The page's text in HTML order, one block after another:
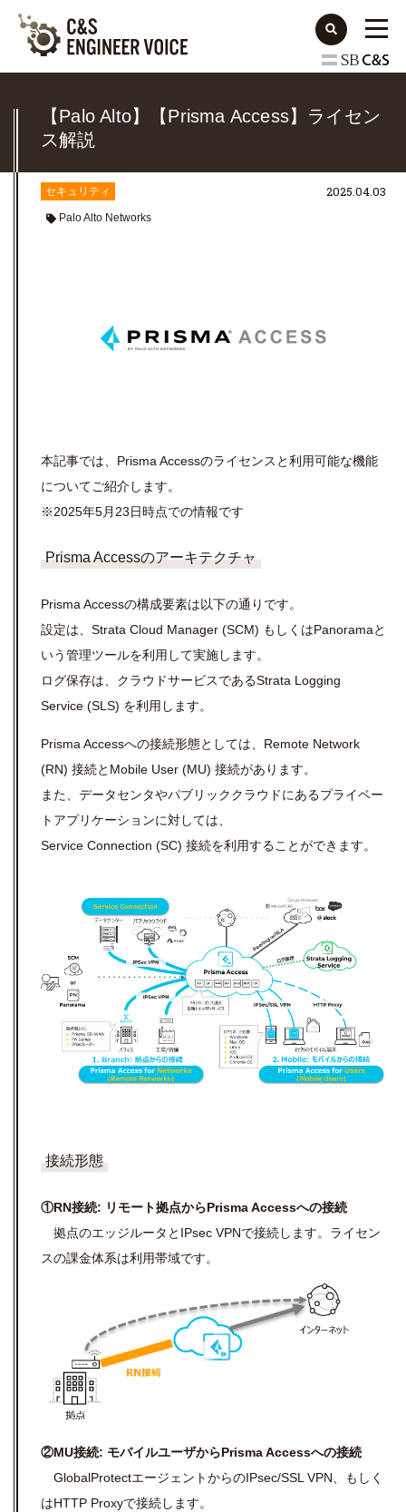
【Palo Alto】【Prisma Access】ライセン
ス解説
セキュリティ
Palo Alto Networks
2025.04.03
本記事では、Prisma Accessのライセンスと利用可能な機能
についてご紹介します。
※2025年5月23日時点での情報です
Prisma Accessのアーキテクチャ
Prisma Accessの構成要素は以下の通りです。
設定は、Strata Cloud Manager (SCM) もしくはPanoramaと
いう管理ツールを利用して実施します。
ログ保存は、クラウドサービスであるStrata Logging
Service (SLS) を利用します。
Prisma Accessへの接続形態としては、Remote Network
(RN) 接続とMobile User (MU) 接続があります。
また、データセンタやパブリッククラウドにあるプライベー
トアプリケーションに対しては、
Service Connection (SC) 接続を利用することができます。
接続形態
①RN接続: リモート拠点からPrisma Accessへの接続
拠点のエッジルータとIPsec VPNで接続します。ライセン
スの課金体系は利用帯域です。
②MU接続: モバイルユーザからPrisma Accessへの接続
GlobalProtectエージェントからのIPsec/SSL VPN、もしく
はHTTP Proxyで接続します。